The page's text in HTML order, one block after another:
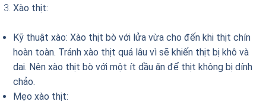
Xào thịt:
Kỹ thuật xào: Xào thịt bò với lửa vừa cho đến khi thịt chín
hoàn toàn. Tránh xào thịt quá lâu vì sẽ khiến thịt bị khô và
dai. Nên xào thịt bò với một ít dầu ăn để thịt không bị dính
chảo.
Mẹo xào thịt: